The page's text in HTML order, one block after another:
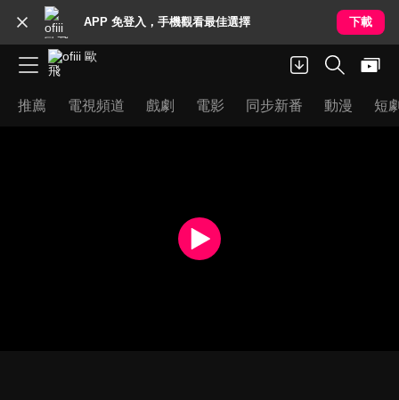
APP 免登入，手機觀看最佳選擇 下載
推薦 電視頻道 戲劇 電影 同步新番 動漫 短